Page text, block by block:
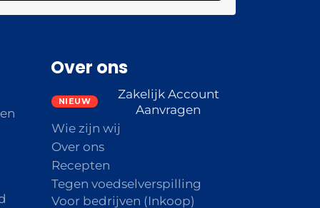
Over ons
Zakelijk Account
Aanvragen
Wie zijn wij
Over ons
Recepten
Tegen voedselverspilling
Voor bedrijven (Inkoop)